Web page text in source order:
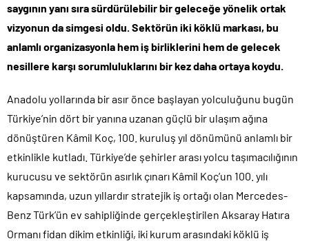
saygının yanı sıra sürdürülebilir bir geleceğe yönelik ortak
vizyonun da simgesi oldu. Sektörün iki köklü markası, bu
anlamlı organizasyonla hem iş birliklerini hem de gelecek
nesillere karşı sorumluluklarını bir kez daha ortaya koydu.
Anadolu yollarında bir asır önce başlayan yolculuğunu bugün
Türkiye’nin dört bir yanına uzanan güçlü bir ulaşım ağına
dönüştüren Kâmil Koç, 100. kuruluş yıl dönümünü anlamlı bir
etkinlikle kutladı. Türkiye’de şehirler arası yolcu taşımacılığının
kurucusu ve sektörün asırlık çınarı Kâmil Koç’un 100. yılı
kapsamında, uzun yıllardır stratejik iş ortağı olan Mercedes-
Benz Türk’ün ev sahipliğinde gerçekleştirilen Aksaray Hatıra
Ormanı fidan dikim etkinliği, iki kurum arasındaki köklü iş